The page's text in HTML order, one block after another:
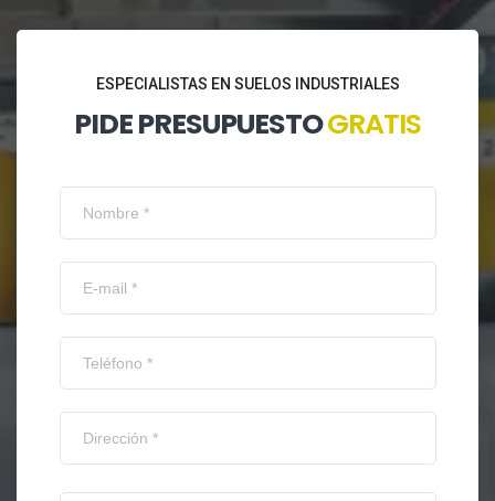
ESPECIALISTAS EN SUELOS INDUSTRIALES
PIDE PRESUPUESTOGRATIS